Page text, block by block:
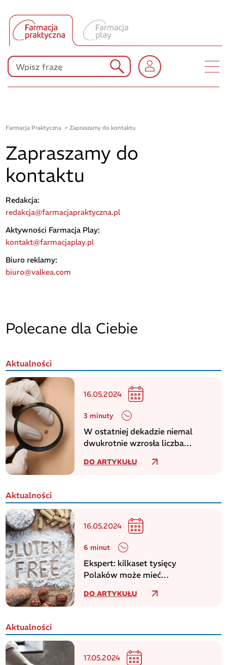
Produkty Polpharmy
KONKURSY
Farmacja Praktyczna Zapraszamy do kontaktu
Zapraszamy do
kontaktu
Redakcja:
redakcja@farmacjapraktyczna.pl
Aktywności Farmacja Play:
kontakt@farmacjaplay.pl
Biuro reklamy:
biuro@valkea.com
Polecane dla Ciebie
Aktualności
16.05.2024
3 minuty
W ostatniej dekadzie niemal
dwukrotnie wzrosła liczba
DO ARTYKUŁU
Aktualności
16.05.2024
6 minut
Ekspert: kilkaset tysięcy
Polaków może mieć
DO ARTYKUŁU
Aktualności
17.05.2024